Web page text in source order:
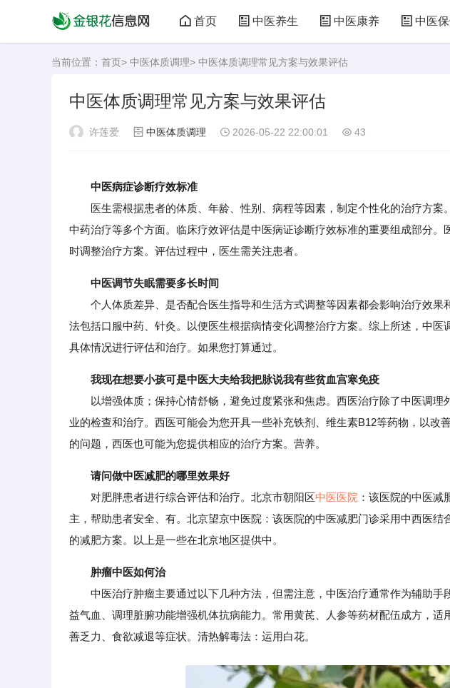
首页 中医养生 中医康养 中医
当前位置： 首页> 中医体质调理> 中医体质调理常见方案与效果评估
中医体质调理常见方案与效果评估
许莲爱 中医体质调理 2026-05-22 22:00:01 43
中医病症诊断疗效标准
医生需根据患者的体质、年龄、性别、病程等因素，制定个性化的治疗方案
中药治疗等多个方面。临床疗效评估是中医病证诊断疗效标准的重要组成部分。
时调整治疗方案。评估过程中，医生需关注患者。
中医调节失眠需要多长时间
个人体质差异、是否配合医生指导和生活方式调整等因素都会影响治疗效果
法包括口服中药、针灸。以便医生根据病情变化调整治疗方案。综上所述，中医
具体情况进行评估和治疗。如果您打算通过。
我现在想要小孩可是中医大夫给我把脉说我有些贫血宫寒免疫
以增强体质；保持心情舒畅，避免过度紧张和焦虑。西医治疗除了中医调理
业的检查和治疗。西医可能会为您开具一些补充铁剂、维生素B12等药物，以改
的问题，西医也可能为您提供相应的治疗方案。营养。
请问做中医减肥的哪里效果好
对肥胖患者进行综合评估和治疗。北京市朝阳区中医医院 ：该医院的中医
主，帮助患者安全、有。北京望京中医院：该医院的中医减肥门诊采用中西医
的减肥方案。以上是一些在北京地区提供中。
肿瘤中医如何治
中医治疗肿瘤主要通过以下几种方法，但需注意，中医治疗通常作为辅助手
益气血、调理脏腑功能增强机体抗病能力。常用黄芪、人参等药材配伍成方，适
善乏力、食欲减退等症状。清热解毒法：运用白花。